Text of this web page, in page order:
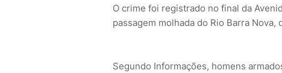
O crime foi registrado no final da
passagem molhada do Rio Barra Nova,
Segundo Informações, homens